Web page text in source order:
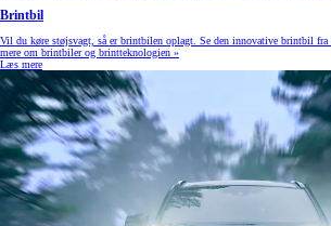
Brintbil
Vil du køre støjsvagt, så er brintbilen oplagt. Se den innovative brintbil
mere om brintbiler og brintteknologien »
Læs mere